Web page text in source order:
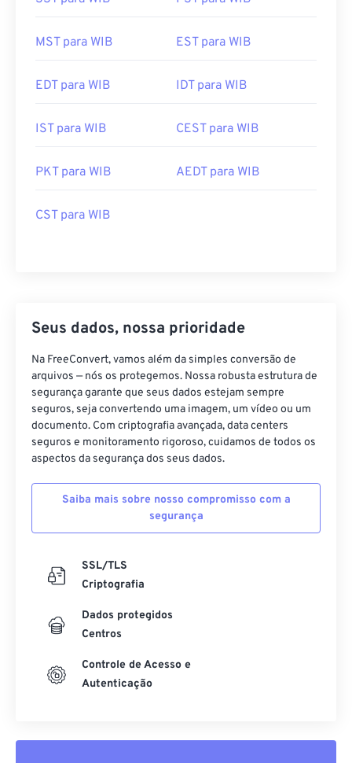
MST para WIB EST para WIB
EDT para WIB IDT para WIB
IST para WIB CEST para WIB
PKT para WIB AEDT para WIB
CST para WIB
Seus dados, nossa prioridade
Na FreeConvert, vamos além da simples conversão de
arquivos — nós os protegemos. Nossa robusta estrutura de
segurança garante que seus dados estejam sempre
seguros, seja convertendo uma imagem, um vídeo ou um
documento. Com criptografia avançada, data centers
seguros e monitoramento rigoroso, cuidamos de todos os
aspectos da segurança dos seus dados.
Saiba mais sobre nosso compromisso com a
segurança
SSL/TLS
Criptografia
Dados protegidos
Centros
Controle de Acesso e
Autenticação